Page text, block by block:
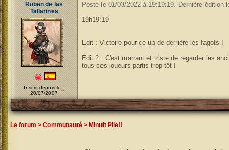
Ruben de las
Tallarines
Inscrit depuis le :
20/07/2007
Posté le 01/03/2022 à 19:19:19. Dernière édition
19h19:19
Edit : Victoire pour ce up de derrière les fagots !
Edit 2 : C'est marrant et triste de regarder les
tous ces joueurs partis trop tôt !
Le forum > Communauté > Minuit Pile!!